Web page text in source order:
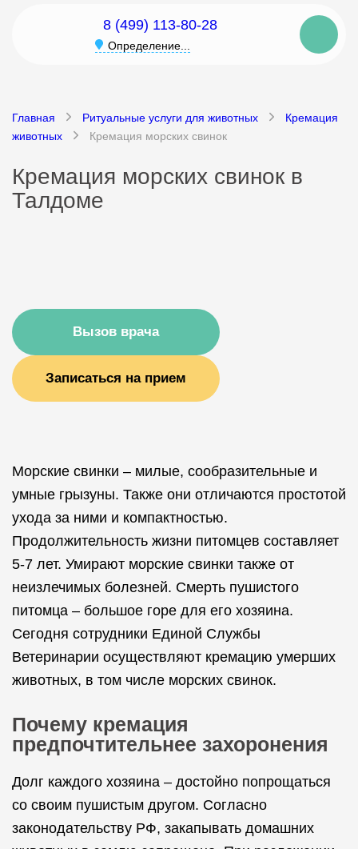
8 (499) 113-80-28
Определение...
Главная Ритуальные услуги для животных
Кремация
животных
Кремация морских свинок
Кремация морских свинок в
Талдоме
Вызов врача
Записаться на прием
Морские свинки – милые, сообразительные и
умные грызуны. Также они отличаются простотой
ухода за ними и компактностью.
Продолжительность жизни питомцев составляет
5-7 лет. Умирают морские свинки также от
неизлечимых болезней. Смерть пушистого
питомца – большое горе для его хозяина.
Сегодня сотрудники Единой Службы
Ветеринарии осуществляют кремацию умерших
животных, в том числе морских свинок.
Почему кремация
предпочтительнее захоронения
Долг каждого хозяина – достойно попрощаться
со своим пушистым другом. Согласно
законодательству РФ, закапывать домашних